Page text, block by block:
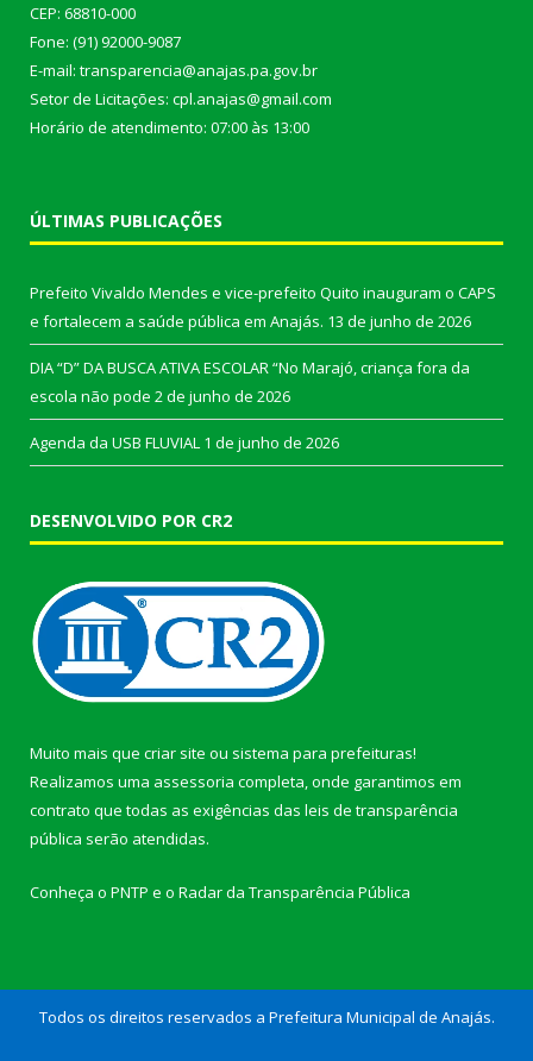
CEP: 68810-000
Fone: (91) 92000-9087
E-mail: transparencia@anajas.pa.gov.br
Setor de Licitações: cpl.anajas@gmail.com
Horário de atendimento: 07:00 às 13:00
ÚLTIMAS PUBLICAÇÕES
Prefeito Vivaldo Mendes e vice-prefeito Quito inauguram o CAPS
e fortalecem a saúde pública em Anajás. 13 de junho de 2026
DIA “D” DA BUSCA ATIVA ESCOLAR “No Marajó, criança fora da
escola não pode 2 de junho de 2026
Agenda da USB FLUVIAL 1 de junho de 2026
DESENVOLVIDO POR CR2
Muito mais que criar site ou sistema para prefeituras!
Realizamos uma assessoria completa, onde garantimos em
contrato que todas as exigências das leis de transparência
pública serão atendidas.
Conheça o PNTP e o Radar da Transparência Pública
Todos os direitos reservados a Prefeitura Municipal de Anajás.